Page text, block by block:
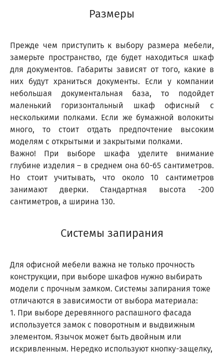
Размеры
Прежде чем приступить к выбору размера мебели,
замерьте пространство, где будет находиться шкаф
для документов. Габариты зависят от того, какие в
них будут храниться документы. Если у компании
небольшая документальная база, то подойдет
маленький горизонтальный шкаф офисный с
несколькими полками. Если же бумажной волокиты
много, то стоит отдать предпочтение высоким
моделям с открытыми и закрытыми полками.
Важно! При выборе шкафа уделите внимание
глубине изделия – в среднем она 60-65 сантиметров.
Но стоит учитывать, что около 10 сантиметров
занимают дверки. Стандартная высота -200
сантиметров, а ширина 130.
Системы запирания
Для офисной мебели важна не только прочность
конструкции, при выборе шкафов нужно выбирать
модели с прочным замком. Системы запирания тоже
отличаются в зависимости от выбора материала:
1. При выборе деревянного распашного фасада
используется замок с поворотным и выдвижным
элементом. Язычок может быть двойным или
искривленным. Нередко используют кнопку-защелку,